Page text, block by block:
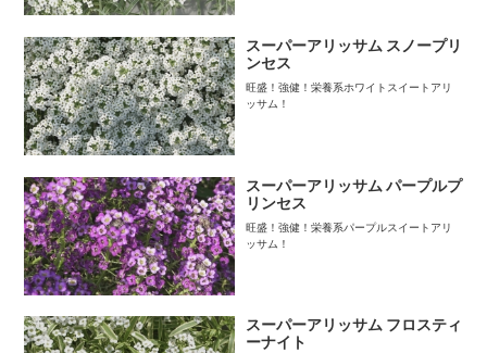
スーパーアリッサム スノープリ
ンセス
旺盛！強健！栄養系ホワイトスイートアリ
ッサム！
スーパーアリッサム パープルプ
リンセス
旺盛！強健！栄養系パープルスイートアリ
ッサム！
スーパーアリッサム フロスティ
ーナイト